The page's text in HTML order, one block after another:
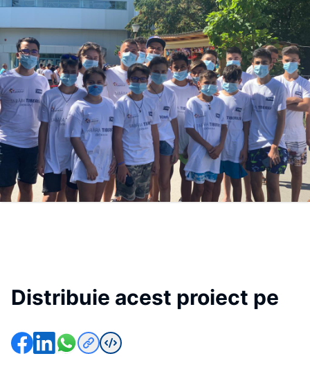
Distribuie acest proiect pe